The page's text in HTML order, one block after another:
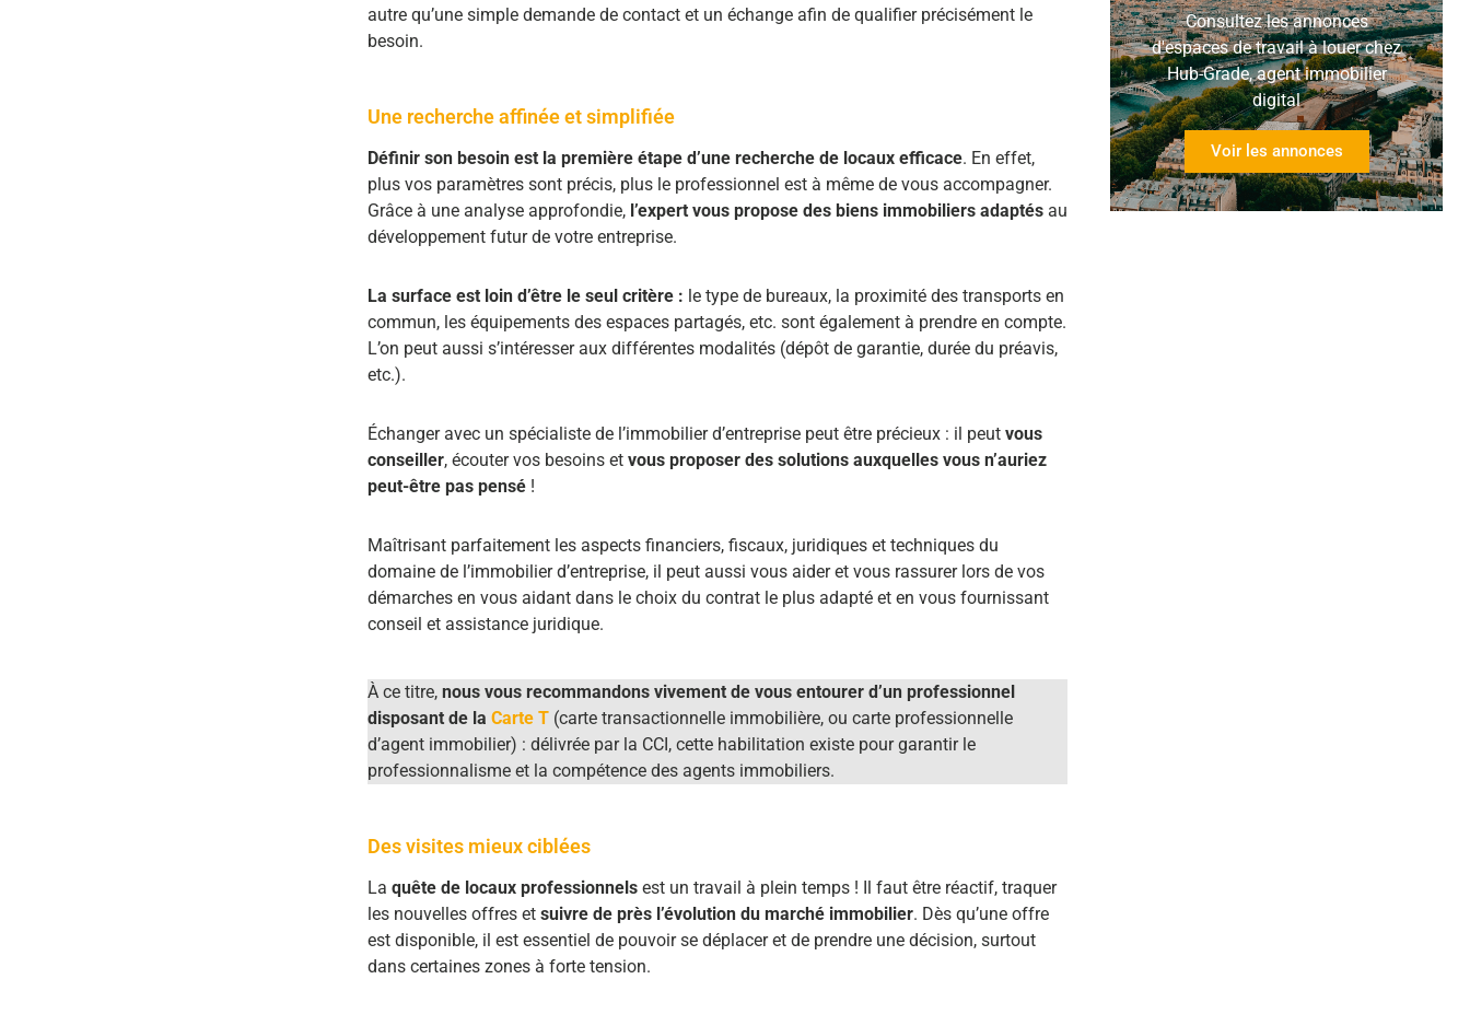
autre qu’une simple demande de contact et un échange afin de qualifier précisément le
besoin.
Une recherche affinée et simplifiée
Définir son besoin est la première étape d’une recherche de locaux efficace. En effet,
plus vos paramètres sont précis, plus le professionnel est à même de vous accompagner.
Grâce à une analyse approfondie, l’expert vous propose des biens immobiliers adaptés au
développement futur de votre entreprise.
La surface est loin d’être le seul critère : le type de bureaux, la proximité des transports en
commun, les équipements des espaces partagés, etc. sont également à prendre en compte.
L’on peut aussi s’intéresser aux différentes modalités (dépôt de garantie, durée du préavis,
etc.).
Échanger avec un spécialiste de l’immobilier d’entreprise peut être précieux : il peut vous
conseiller, écouter vos besoins et vous proposer des solutions auxquelles vous n’auriez
peut-être pas pensé !
Maîtrisant parfaitement les aspects financiers, fiscaux, juridiques et techniques du
domaine de l’immobilier d’entreprise, il peut aussi vous aider et vous rassurer lors de vos
démarches en vous aidant dans le choix du contrat le plus adapté et en vous fournissant
conseil et assistance juridique.
À ce titre, nous vous recommandons vivement de vous entourer d’un professionnel
disposant de la Carte T (carte transactionnelle immobilière, ou carte professionnelle
d’agent immobilier) : délivrée par la CCI, cette habilitation existe pour garantir le
professionnalisme et la compétence des agents immobiliers.
Des visites mieux ciblées
La quête de locaux professionnels est un travail à plein temps ! Il faut être réactif, traquer
les nouvelles offres et suivre de près l’évolution du marché immobilier. Dès qu’une offre
est disponible, il est essentiel de pouvoir se déplacer et de prendre une décision, surtout
dans certaines zones à forte tension.
Consultez les annonces
d'espaces de travail à louer chez
Hub-Grade, agent immobilier
digital
Voir les annonces